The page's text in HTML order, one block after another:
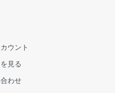
ウント
見る
わせ